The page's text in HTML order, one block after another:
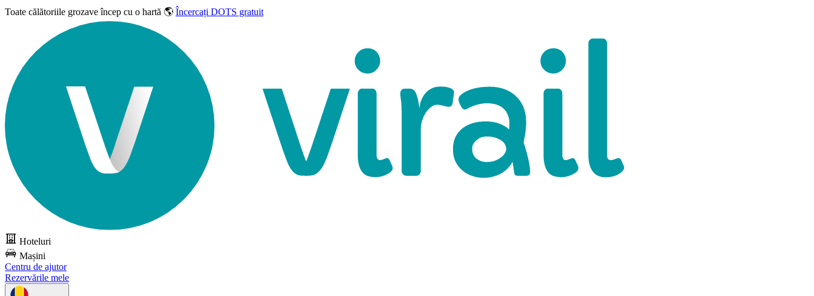
Toate călătoriile grozaveîncep cu o hartă 🌎 Încercați DOTS gratuit
Hoteluri
Mașini
Centru de ajutor
Rezervările mele